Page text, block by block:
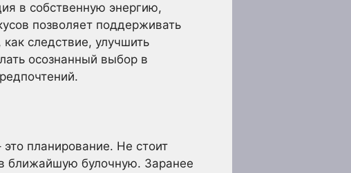
в собственную энергию,
позволяет поддерживать
следствие, улучшить
осознанный выбор в
планирование. Не стоит
ближайшую булочную. Заранее